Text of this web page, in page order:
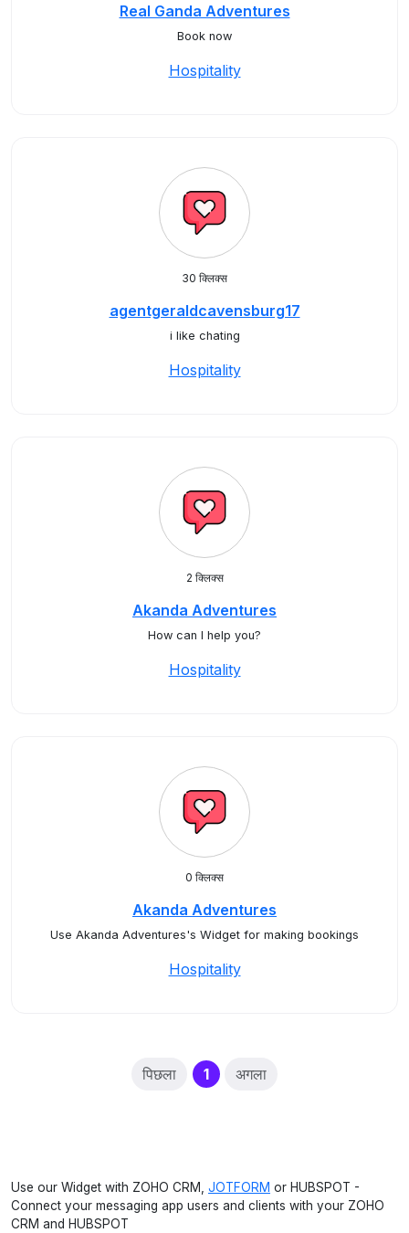
Real Ganda Adventures
Book now
Hospitality
30 क्लिक्स
agentgeraldcavensburg17
i like chating
Hospitality
2 क्लिक्स
Akanda Adventures
How can I help you?
Hospitality
0 क्लिक्स
Akanda Adventures
Use Akanda Adventures's Widget for making bookings
Hospitality
पिछला 1(current)
अगला
Use our Widget with ZOHO CRM, JOTFORM or HUBSPOT -
Connect your messaging app users and clients with your ZOHO
CRM and HUBSPOT